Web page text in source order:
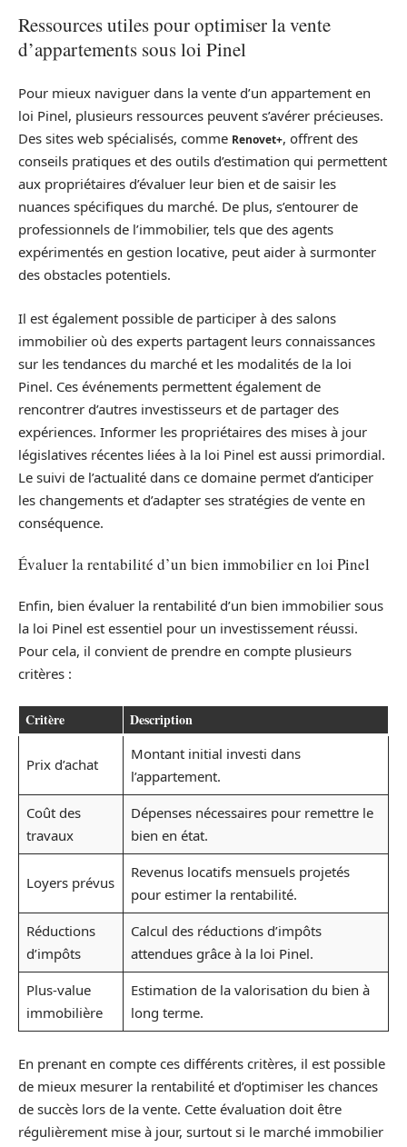
Ressources utiles pour optimiser la vente
d’appartements sous loi Pinel
Pour mieux naviguer dans la vente d’un appartement en
loi Pinel, plusieurs ressources peuvent s’avérer précieuses.
Des sites web spécialisés, comme Renovet+, offrent des
conseils pratiques et des outils d’estimation qui permettent
aux propriétaires d’évaluer leur bien et de saisir les
nuances spécifiques du marché. De plus, s’entourer de
professionnels de l’immobilier, tels que des agents
expérimentés en gestion locative, peut aider à surmonter
des obstacles potentiels.
Il est également possible de participer à des salons
immobilier où des experts partagent leurs connaissances
sur les tendances du marché et les modalités de la loi
Pinel. Ces événements permettent également de
rencontrer d’autres investisseurs et de partager des
expériences. Informer les propriétaires des mises à jour
législatives récentes liées à la loi Pinel est aussi primordial.
Le suivi de l’actualité dans ce domaine permet d’anticiper
les changements et d’adapter ses stratégies de vente en
conséquence.
Évaluer la rentabilité d’un bien immobilier en loi Pinel
Enfin, bien évaluer la rentabilité d’un bien immobilier sous
la loi Pinel est essentiel pour un investissement réussi.
Pour cela, il convient de prendre en compte plusieurs
critères :
Critère Description
Prix d’achat
Montant initial investi dans
l’appartement.
Coût des
travaux
Dépenses nécessaires pour remettre le
bien en état.
Loyers prévus
Revenus locatifs mensuels projetés
pour estimer la rentabilité.
Réductions
d’impôts
Calcul des réductions d’impôts
attendues grâce à la loi Pinel.
Plus-value
immobilière
Estimation de la valorisation du bien à
long terme.
En prenant en compte ces différents critères, il est possible
de mieux mesurer la rentabilité et d’optimiser les chances
de succès lors de la vente. Cette évaluation doit être
régulièrement mise à jour, surtout si le marché immobilier